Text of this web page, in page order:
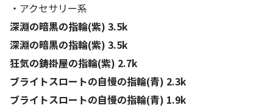
・アクセサリー系
深淵の暗黒の指輪(紫) 3.5k
深淵の暗黒の指輪(紫) 3.5k
狂気の鋳掛屋の指輪(紫) 2.7k
ブライトスロートの自慢の指輪(青) 2.3k
ブライトスロートの自慢の指輪(青) 1.9k